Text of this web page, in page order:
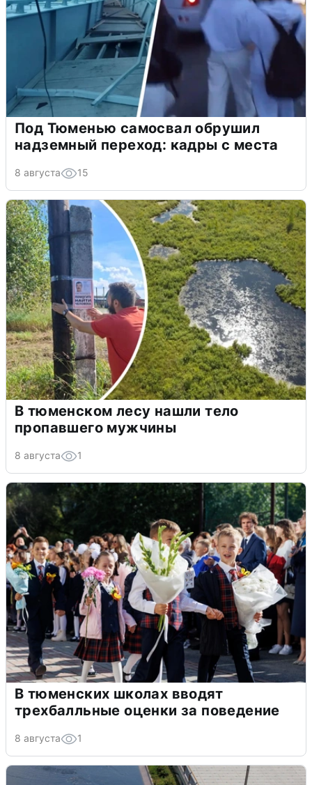
Под Тюменью самосвал обрушил
надземный переход: кадры с места
8 августа 15
В тюменском лесу нашли тело
пропавшего мужчины
8 августа 1
В тюменских школах вводят
трехбалльные оценки за поведение
8 августа 1